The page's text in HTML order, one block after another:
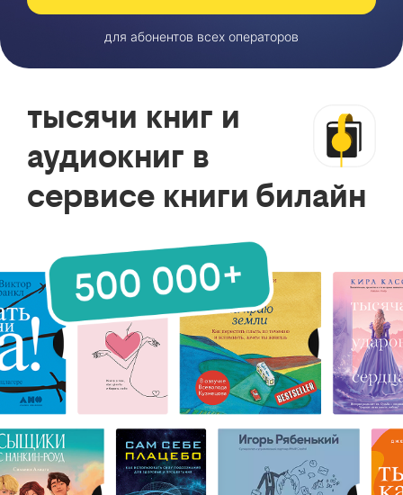
для абонентов всех операторов
тысячи книг и
аудиокниг в
сервисе книги билайн